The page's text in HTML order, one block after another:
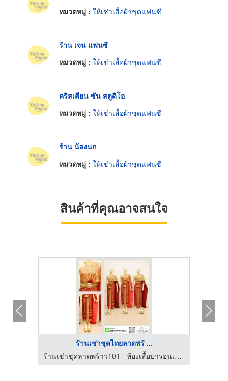
หมวดหมู่ : ให้เช่าเสื้อผ้าชุดแฟนซี
ร้าน เจน แฟนซี
หมวดหมู่ : ให้เช่าเสื้อผ้าชุดแฟนซี
คริสเตียน ซัน สตูดิโอ
หมวดหมู่ : ให้เช่าเสื้อผ้าชุดแฟนซี
ร้าน น้องนก
หมวดหมู่ : ให้เช่าเสื้อผ้าชุดแฟนซี
สินค้าที่คุณอาจสนใจ
ร้านเช่าชุดไทยลาดพร้ ...
ร้านเช่าชุดลาดพร้าว101 - ห้องเสื้อบารอนเนส คอสตูม